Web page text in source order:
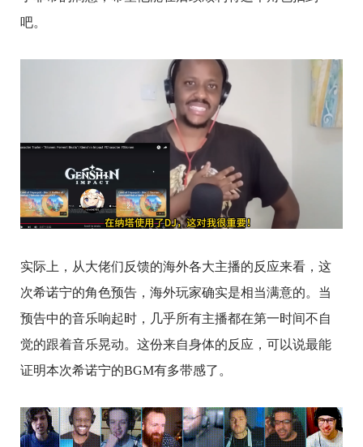
吧。
实际上，从大佬们反馈的海外各大主播的反应来看，这
次希诺宁的角色预告，海外玩家确实是相当满意的。当
预告中的音乐响起时，几乎所有主播都在第一时间不自
觉的跟着音乐晃动。这份来自身体的反应，可以说最能
证明本次希诺宁的BGM有多带感了。